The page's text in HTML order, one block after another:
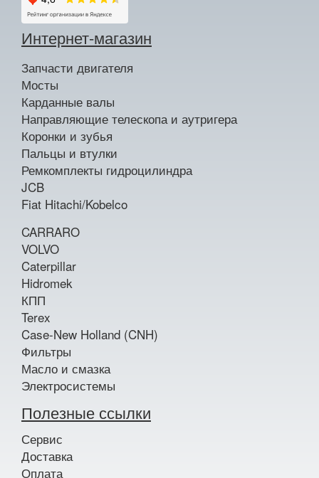
Интернет-магазин
Запчасти двигателя
Мосты
Карданные валы
Направляющие телескопа и аутригера
Коронки и зубья
Пальцы и втулки
Ремкомплекты гидроцилиндра
JCB
Fiat Hitachi/Kobelco
CARRARO
VOLVO
Caterpillar
Hidromek
КПП
Terex
Case-New Holland (CNH)
Фильтры
Масло и смазка
Электросистемы
Полезные ссылки
Сервис
Доставка
Оплата